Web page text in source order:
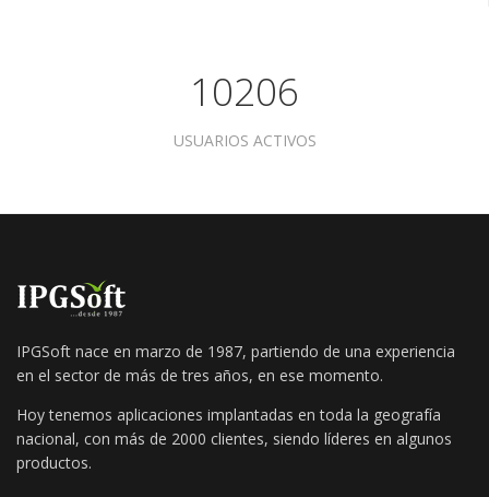
10206
USUARIOS ACTIVOS
IPGSoft nace en marzo de 1987, partiendo de una experiencia
en el sector de más de tres años, en ese momento.
Hoy tenemos aplicaciones implantadas en toda la geografía
nacional, con más de 2000 clientes, siendo líderes en algunos
productos.